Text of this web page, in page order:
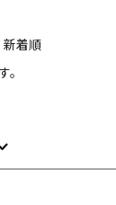
レ
ッション
新着順